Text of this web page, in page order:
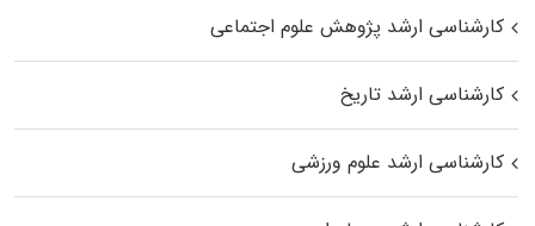
کارشناسی ارشد پژوهش علوم اجتماعی
کارشناسی ارشد تاریخ
کارشناسی ارشد علوم ورزشی